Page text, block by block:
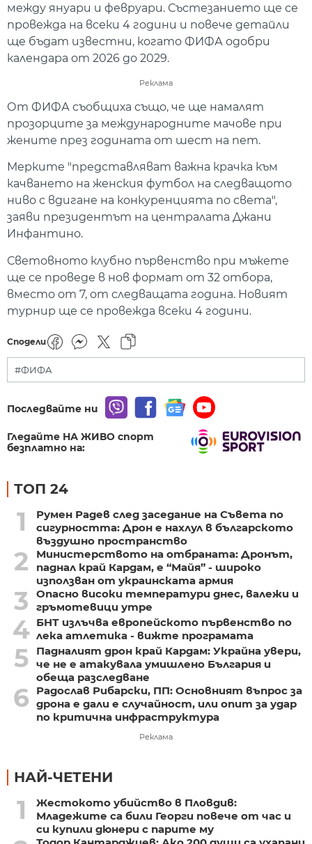
между януари и февруари. Състезанието ще се
провежда на всеки 4 години и повече детайли
ще бъдат известни, когато ФИФА одобри
календара от 2026 до 2029.
Реклама
От ФИФА съобщиха също, че ще намалят
прозорците за международните мачове при
жените през годината от шест на пет.
Мерките "представляват важна крачка към
качването на женския футбол на следващото
ниво с вдигане на конкуренцията по света",
заяви президентът на централата Джани
Инфантино.
Световното клубно първенство при мъжете
ще се проведе в нов формат от 32 отбора,
вместо от 7, от следващата година. Новият
турнир ще се провежда всеки 4 години.
Сподели
#ФИФА
Последвайте ни
Гледайте НА ЖИВО спорт
безплатно на:
ТОП 24
1
Румен Радев след заседание на Съвета по
сигурността: Дрон е нахлул в българското
въздушно пространство
2
Министерството на отбраната: Дронът,
паднал край Кардам, е “Майя” - широко
използван от украинската армия
3
Опасно високи температури днес, валежи и
гръмотевици утре
4 БНТ излъчва европейското първенство по
лека атлетика - вижте програмата
5
Падналият дрон край Кардам: Украйна увери,
че не е атакувала умишлено България и
обеща разследване
6
Радослав Рибарски, ПП: Основният въпрос за
дрона е дали е случайност, или опит за удар
по критична инфраструктура
Реклама
НАЙ-ЧЕТЕНИ
1
Жестокото убийство в Пловдив:
Младежите са били Георги повече от час и
си купили дюнери с парите му